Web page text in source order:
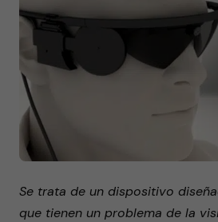
Se trata de un dispositivo
que tienen un problema de la